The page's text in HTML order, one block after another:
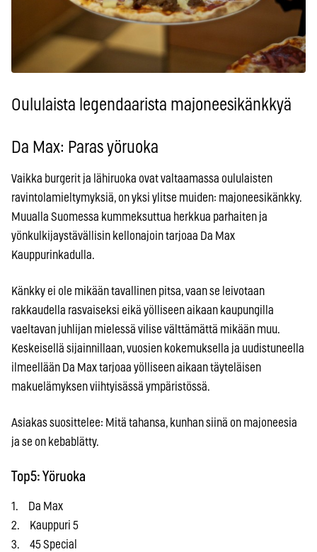
Oululaista legendaarista majoneesikänkkyä
Da Max: Paras yöruoka
Vaikka burgerit ja lähiruoka ovat valtaamassa oululaisten
ravintolamieltymyksiä, on yksi ylitse muiden: majoneesikänkky.
Muualla Suomessa kummeksuttua herkkua parhaiten ja
yönkulkijaystävällisin kellonajoin tarjoaa Da Max
Kauppurinkadulla.
Känkky ei ole mikään tavallinen pitsa, vaan se leivotaan
rakkaudella rasvaiseksi eikä yölliseen aikaan kaupungilla
vaeltavan juhlijan mielessä vilise välttämättä mikään muu.
Keskeisellä sijainnillaan, vuosien kokemuksella ja uudistuneella
ilmeellään Da Max tarjoaa yölliseen aikaan täyteläisen
makuelämyksen viihtyisässä ympäristössä.
Asiakas suosittelee: Mitä tahansa, kunhan siinä on majoneesia
ja se on kebablätty.
Top5: Yöruoka
1. Da Max
2. Kauppuri 5
3. 45 Special